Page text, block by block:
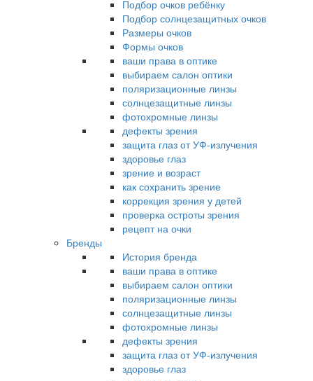
Подбор очков ребёнку
Подбор солнцезащитных очков
Размеры очков
Формы очков
ваши права в оптике
выбираем салон оптики
поляризационные линзы
солнцезащитные линзы
фотохромные линзы
дефекты зрения
защита глаз от УФ-излучения
здоровье глаз
зрение и возраст
как сохранить зрение
коррекция зрения у детей
проверка остроты зрения
рецепт на очки
Бренды
История бренда
ваши права в оптике
выбираем салон оптики
поляризационные линзы
солнцезащитные линзы
фотохромные линзы
дефекты зрения
защита глаз от УФ-излучения
здоровье глаз